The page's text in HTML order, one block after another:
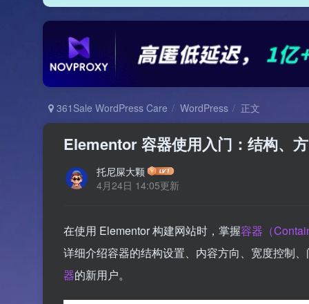
361Sale WordPress Care WordPress 正文
Elementor 容器使用入门：结构、
托尼屎大颗
4月24日 14:05更新
在使用 Elementor 构建网站时，掌握容器（
详细介绍容器的结构设置、内容方向、宽度控制
器的新用户。